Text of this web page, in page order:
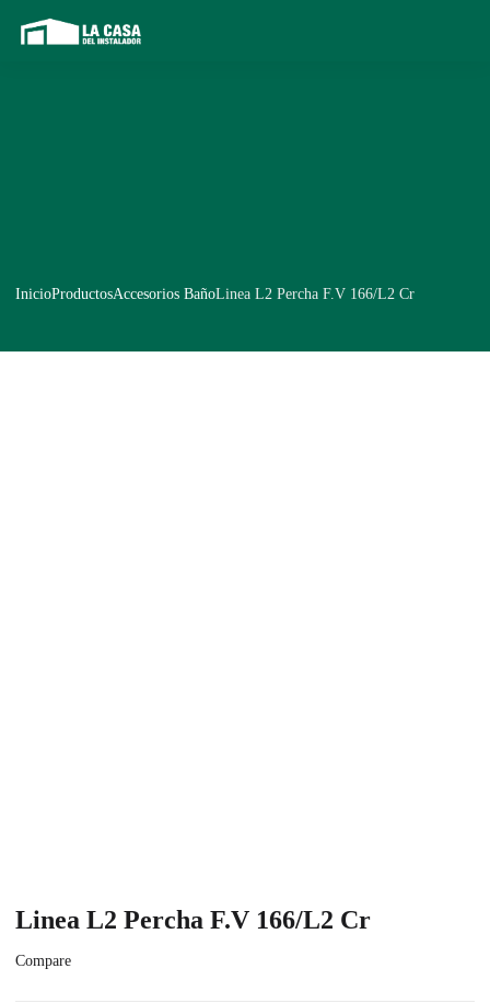
InicioProductosAccesorios BañoLinea L2 Percha F.V 166/L2 Cr
Linea L2 Percha F.V 166/L2 Cr
Compare